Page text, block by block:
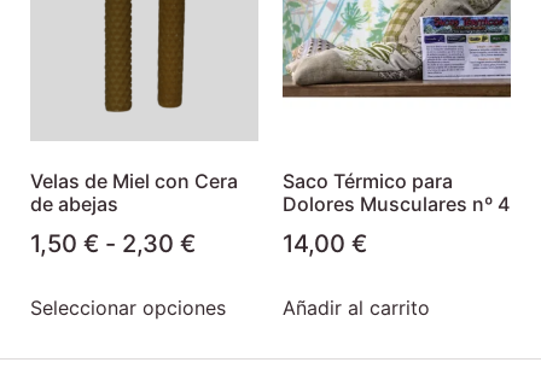
Velas de Miel con Cera
de abejas
1,50 € - 2,30 €
Seleccionar opciones
Saco Térmico para
Dolores Musculares nº 4
14,00 €
Añadir al carrito